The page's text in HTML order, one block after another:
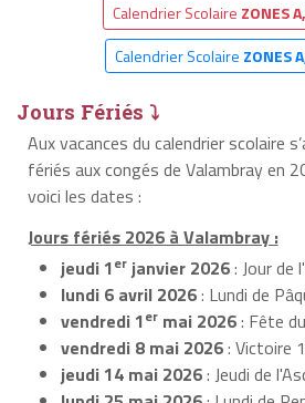
Calendrier Scolaire ZONES
Calendrier Scolaire ZONES
Jours Fériés ⤵
Aux vacances du calendrier scolaire
fériés aux congés de Valambray en
voici les dates :
Jours fériés 2026 à Valambray :
jeudi 1er janvier 2026: Jour de
lundi 6 avril 2026: Lundi de
vendredi 1er mai 2026: Fête
vendredi 8 mai 2026: Victoire
jeudi 14 mai 2026: Jeudi de